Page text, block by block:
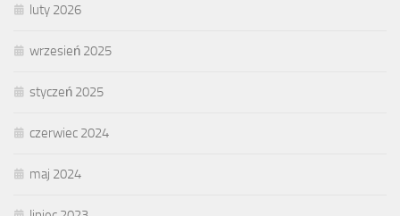
luty 2026
wrzesień 2025
styczeń 2025
czerwiec 2024
maj 2024